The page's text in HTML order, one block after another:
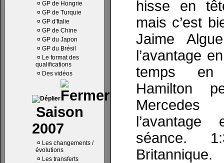
¤ GP de Hongrie
¤ GP de Turquie
¤ GP d'Italie
¤ GP de Chine
¤ GP du Japon
¤ GP du Brésil
¤ Le format des
qualifications
¤ Des vidéos
Saison
2007
¤ Les changements /
évolutions
¤ Les transferts
hisse en
mais c’est
Jaime
l’avantage
temps en
Hamilton
séance.
Britannique.